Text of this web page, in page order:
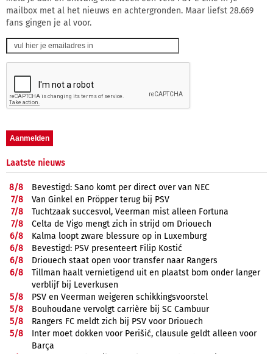
mailbox met al het nieuws en achtergronden. Maar liefst 28.669
fans gingen je al voor.
Laatste nieuws
8/8
Bevestigd: Sano komt per direct over van NEC
7/8
Van Ginkel en Pröpper terug bij PSV
7/8
Tuchtzaak succesvol, Veerman mist alleen Fortuna
7/8
Celta de Vigo mengt zich in strijd om Driouech
6/8
Kalma loopt zware blessure op in Luxemburg
6/8
Bevestigd: PSV presenteert Filip Kostić
6/8
Driouech staat open voor transfer naar Rangers
6/8
Tillman haalt vernietigend uit en plaatst bom onder langer
verblijf bij Leverkusen
5/8
PSV en Veerman weigeren schikkingsvoorstel
5/8
Bouhoudane vervolgt carrière bij SC Cambuur
5/8
Rangers FC meldt zich bij PSV voor Driouech
5/8
Inter moet dokken voor Perišić, clausule geldt alleen voor
Barça